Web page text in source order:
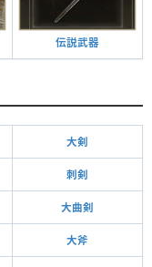
伝説武器
大剣
刺剣
大曲剣
大斧